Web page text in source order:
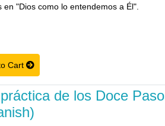
"Dios como lo entendemos a Él".
Cart
de los Doce